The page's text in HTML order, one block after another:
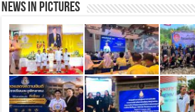
News in Pictures